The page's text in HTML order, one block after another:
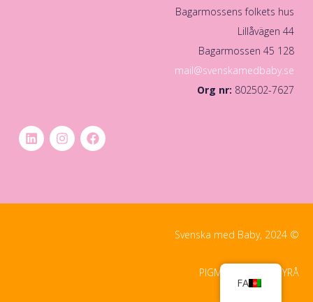
Bagarmossens folkets hus
Lillåvägen 44
128 45 Bagarmossen
mail@svenskamedbaby.se
Org nr: 802502-7627
© Svenska med Baby, 2024
PIGMENT DIGITALBYRÅ
FA